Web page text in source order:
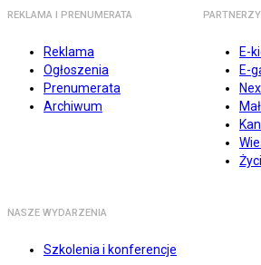
REKLAMA I PRENUMERATA
Reklama
Ogłoszenia
Prenumerata
Archiwum
PARTNERZY
E-
E-
NASZE WYDARZENIA
Szkolenia i konferencje